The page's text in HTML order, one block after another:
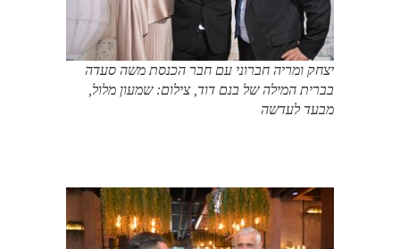
יצחק ומריה חברוני עם חבר הכנסת משה סעדה
בברית המילה של בנם דוד, צילום: שמעון מלול,
מבעד לעדשה